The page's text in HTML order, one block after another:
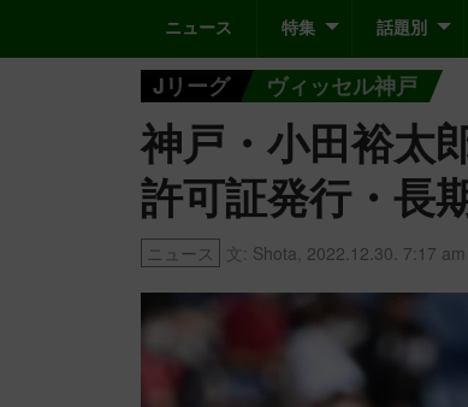
ニュース 特集 話題別
Jリーグ ヴィッセル神戸
神戸・小田裕太
許可証発行・長
ニュース 文: Shota 2022.12.30. 7:17 am